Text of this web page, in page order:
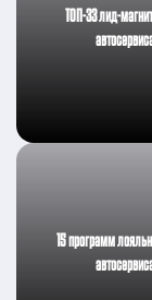
ТОП-33 лид-
15 программ